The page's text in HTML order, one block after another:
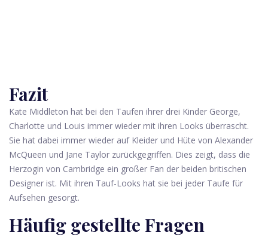
Fazit
Kate Middleton hat bei den Taufen ihrer drei Kinder George,
Charlotte und Louis immer wieder mit ihren Looks überrascht.
Sie hat dabei immer wieder auf Kleider und Hüte von Alexander
McQueen und Jane Taylor zurückgegriffen. Dies zeigt, dass die
Herzogin von Cambridge ein großer Fan der beiden britischen
Designer ist. Mit ihren Tauf-Looks hat sie bei jeder Taufe für
Aufsehen gesorgt.
Häufig gestellte Fragen